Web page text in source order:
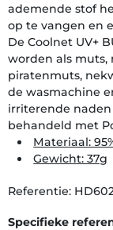
ademende stof
op te vangen en
De Coolnet UV+
worden als muts,
piratenmuts,
de wasmachine
irriterende naden
behandeld met
Materiaal:
Gewicht: 37g
Referentie:
Specifieke